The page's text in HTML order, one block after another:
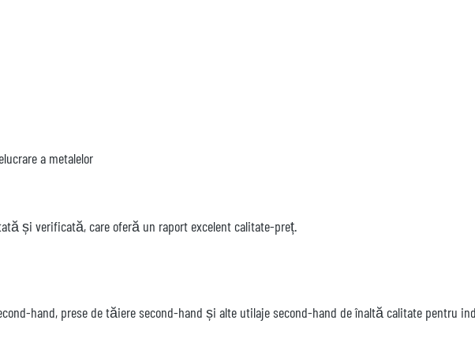
a metalelor
și verificată, care oferă un raport excelent calitate-preț.
hand, prese de tăiere second-hand și alte utilaje second-hand de înaltă calitate pentru